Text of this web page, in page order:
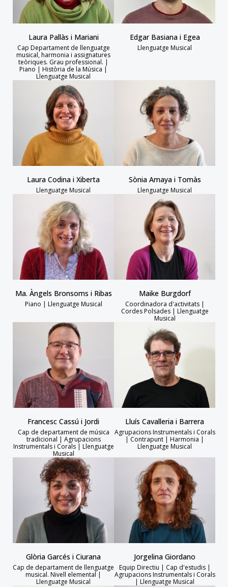
Laura Pallàs i Mariani
Cap Departament de llenguatge
musical, harmonia i assignatures
teòriques. Grau professional. |
Piano | Història de la Música |
Llenguatge Musical
Edgar Basiana i Egea
Llenguatge Musical
Laura Codina i Xiberta
Llenguatge Musical
Sònia Amaya i Tomàs
Llenguatge Musical
Ma. Àngels Bronsoms i Ribas
Piano | Llenguatge Musical
Maike Burgdorf
Coordinadora d'activitats |
Cordes Polsades | Llenguatge
Musical
Francesc Cassú i Jordi
Cap de departament de música
tradicional | Agrupacions
Instrumentals i Corals | Llenguatge
Musical
Lluís Cavalleria i Barrera
Agrupacions Instrumentals i Corals
| Contrapunt | Harmonia |
Llenguatge Musical
Glòria Garcés i Ciurana
Cap de departament de llenguatge
musical. Nivell elemental |
Llenguatge Musical
Jorgelina Giordano
Equip Directiu | Cap d'estudis |
Agrupacions Instrumentals i Corals
| Llenguatge Musical